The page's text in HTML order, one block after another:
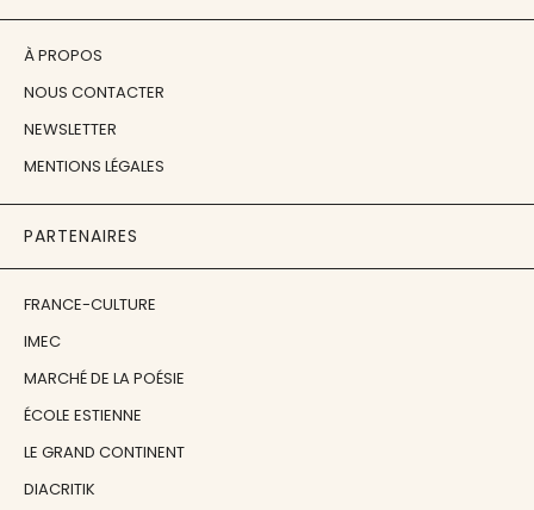
À PROPOS
NOUS CONTACTER
NEWSLETTER
MENTIONS LÉGALES
PARTENAIRES
FRANCE-CULTURE
IMEC
MARCHÉ DE LA POÉSIE
ÉCOLE ESTIENNE
LE GRAND CONTINENT
DIACRITIK